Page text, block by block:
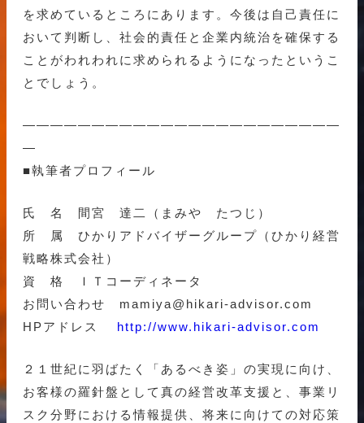
を求めているところにあります。今後は自己責任に
おいて判断し、社会的責任と企業内統治を確保する
ことがわれわれに求められるようになったというこ
とでしょう。
———————————————————————
—
■執筆者プロフィール
氏 名 間宮 達二（まみや たつじ）
所 属 ひかりアドバイザーグループ（ひかり経営
戦略株式会社）
資 格 ＩＴコーディネータ
お問い合わせ mamiya@hikari-advisor.com
HPアドレス http://www.hikari-advisor.com
２１世紀に羽ばたく「あるべき姿」の実現に向け、
お客様の羅針盤として真の経営改革支援と、事業リ
スク分野における情報提供、将来に向けての対応策